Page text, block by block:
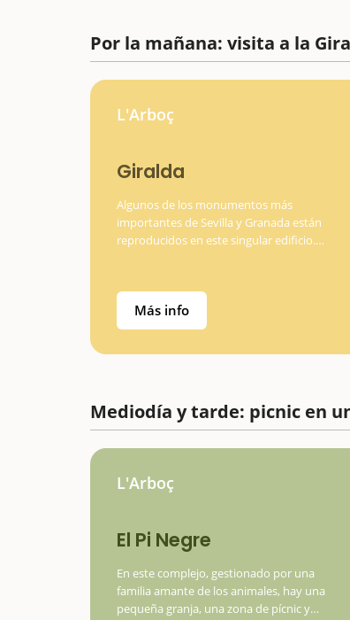
Por la mañana: visita a la
L'Arboç
Giralda
Algunos de los monumentos más
importantes de Sevilla y Granada están
reproducidos en este singular edificio.
Más info
Mediodía y tarde: picnic en
L'Arboç
El Pi Negre
En este complejo, gestionado por una
familia amante de los animales, hay una
pequeña granja, una zona de pícnic y